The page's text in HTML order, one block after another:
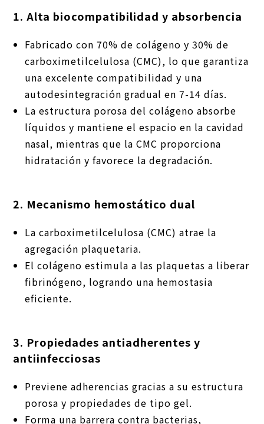
1. Alta biocompatibilidad y absorbencia
Fabricado con 70% de colágeno y 30% de
carboximetilcelulosa (CMC), lo que garantiza
una excelente compatibilidad y una
autodesintegración gradual en 7-14 días.
La estructura porosa del colágeno absorbe
líquidos y mantiene el espacio en la cavidad
nasal, mientras que la CMC proporciona
hidratación y favorece la degradación.
2. Mecanismo hemostático dual
La carboximetilcelulosa (CMC) atrae la
agregación plaquetaria.
El colágeno estimula a las plaquetas a liberar
fibrinógeno, logrando una hemostasia
eficiente.
3. Propiedades antiadherentes y
antiinfecciosas
Previene adherencias gracias a su estructura
porosa y propiedades de tipo gel.
Forma una barrera contra bacterias,